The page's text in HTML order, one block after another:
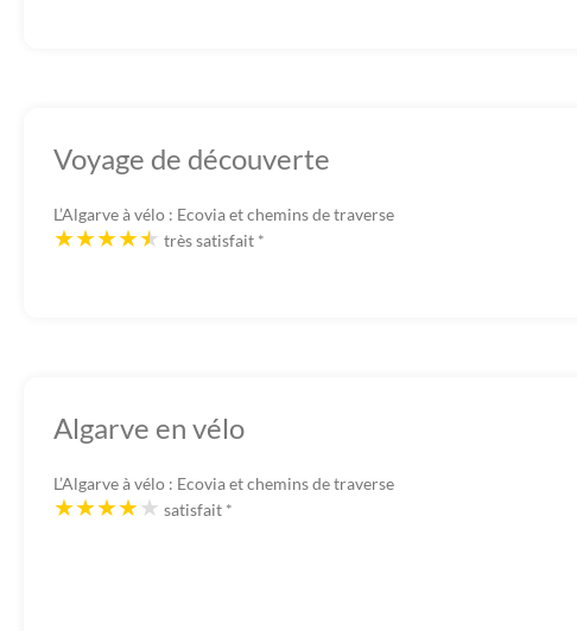
Voyage de découverte
L’Algarve à vélo : Ecovia et chemins de traverse
très satisfait *
Algarve en vélo
L’Algarve à vélo : Ecovia et chemins de traverse
satisfait *